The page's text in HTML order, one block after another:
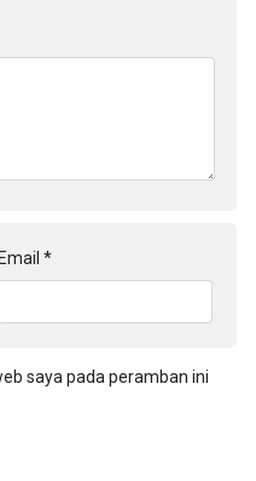
Email *
saya pada peramban ini